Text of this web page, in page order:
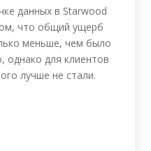
данных в Starwood
что общий ущерб
меньше, чем было
однако для клиентов
лучше не стали.